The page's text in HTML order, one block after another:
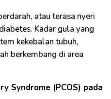
atau terasa nyeri
Kadar gula yang
kekebalan tubuh,
berkembang di area
Syndrome (PCOS) pada